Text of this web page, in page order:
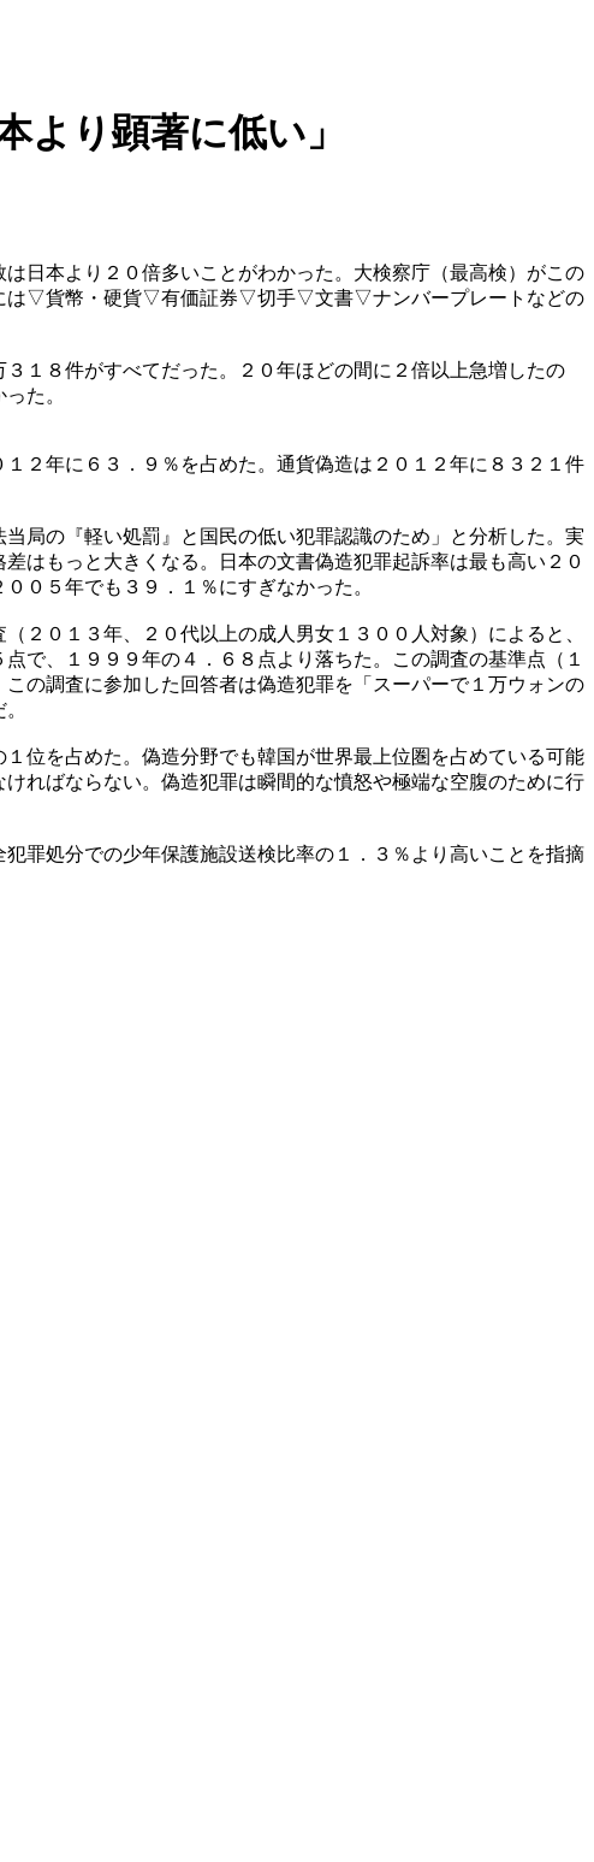
り顕著に低い」
日本より２０倍多いことがわかった。大検察庁（最高検）がこの
は▽貨幣・硬貨▽有価証券▽切手▽文書▽ナンバープレートなどの
１８件がすべてだった。２０年ほどの間に２倍以上急増したの
た。
２年に６３．９％を占めた。通貨偽造は２０１２年に８３２１件
局の『軽い処罰』と国民の低い犯罪認識のため」と分析した。実
はもっと大きくなる。日本の文書偽造犯罪起訴率は最も高い２０
０５年でも３９．１％にすぎなかった。
２０１３年、２０代以上の成人男女１３００人対象）によると、
で、１９９９年の４．６８点より落ちた。この調査の基準点（１
の調査に参加した回答者は偽造犯罪を「スーパーで１万ウォンの
位を占めた。偽造分野でも韓国が世界最上位圏を占めている可能
ればならない。偽造犯罪は瞬間的な憤怒や極端な空腹のために行
罪処分での少年保護施設送検比率の１．３％より高いことを指摘